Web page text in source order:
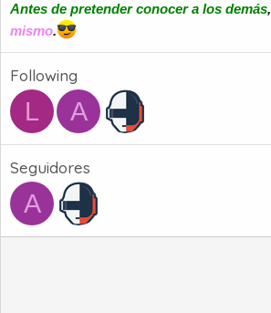
Antes de pretender conocer a los demás,
mismo.
Following
L A
Seguidores
A